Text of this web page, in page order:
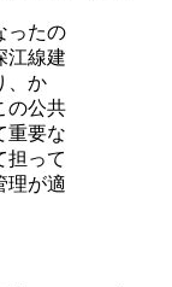
ったの
江線建
、か
の公共
重要な
担って
理が適